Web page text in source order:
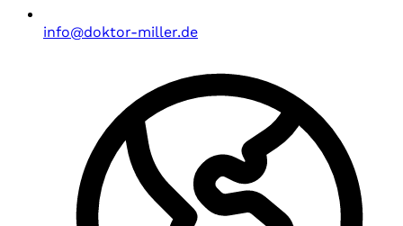
info@doktor-miller.de